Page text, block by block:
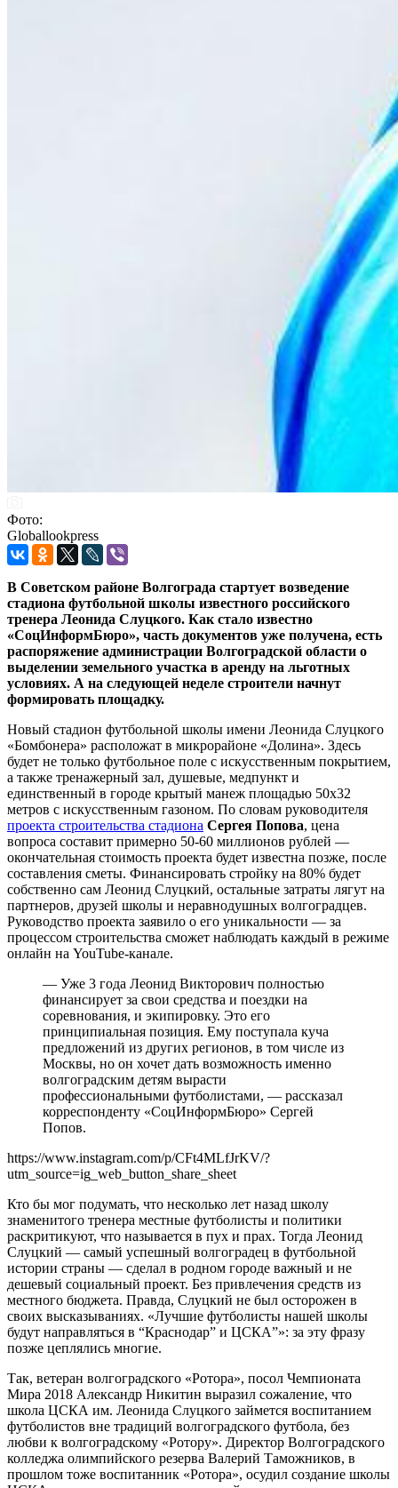
Фото:
Globallookpress
В Советском районе Волгограда стартует возведение
стадиона футбольной школы известного российского
тренера Леонида Слуцкого. Как стало известно
«СоцИнформБюро», часть документов уже получена, есть
распоряжение администрации Волгоградской области о
выделении земельного участка в аренду на льготных
условиях. А на следующей неделе строители начнут
формировать площадку.
Новый стадион футбольной школы имени Леонида Слуцкого
«Бомбонера» расположат в микрорайоне «Долина». Здесь
будет не только футбольное поле с искусственным покрытием,
а также тренажерный зал, душевые, медпункт и
единственный в городе крытый манеж площадью 50х32
метров с искусственным газоном. По словам руководителя
проекта строительства стадиона Сергея Попова, цена
вопроса составит примерно 50-60 миллионов рублей —
окончательная стоимость проекта будет известна позже, после
составления сметы. Финансировать стройку на 80% будет
собственно сам Леонид Слуцкий, остальные затраты лягут на
партнеров, друзей школы и неравнодушных волгоградцев.
Руководство проекта заявило о его уникальности — за
процессом строительства сможет наблюдать каждый в режиме
онлайн на YouTube-канале.
— Уже 3 года Леонид Викторович полностью
финансирует за свои средства и поездки на
соревнования, и экипировку. Это его
принципиальная позиция. Ему поступала куча
предложений из других регионов, в том числе из
Москвы, но он хочет дать возможность именно
волгоградским детям вырасти
профессиональными футболистами, — рассказал
корреспонденту «СоцИнформБюро» Сергей
Попов.
https://www.instagram.com/p/CFt4MLfJrKV/?
utm_source=ig_web_button_share_sheet
Кто бы мог подумать, что несколько лет назад школу
знаменитого тренера местные футболисты и политики
раскритикуют, что называется в пух и прах. Тогда Леонид
Слуцкий — самый успешный волгоградец в футбольной
истории страны — сделал в родном городе важный и не
дешевый социальный проект. Без привлечения средств из
местного бюджета. Правда, Слуцкий не был осторожен в
своих высказываниях. «Лучшие футболисты нашей школы
будут направляться в “Краснодар” и ЦСКА”»: за эту фразу
позже цеплялись многие.
Так, ветеран волгоградского «Ротора», посол Чемпионата
Мира 2018 Александр Никитин выразил сожаление, что
школа ЦСКА им. Леонида Слуцкого займется воспитанием
футболистов вне традиций волгоградского футбола, без
любви к волгоградскому «Ротору». Директор Волгоградского
колледжа олимпийского резерва Валерий Таможников, в
прошлом тоже воспитанник «Ротора», осудил создание школы